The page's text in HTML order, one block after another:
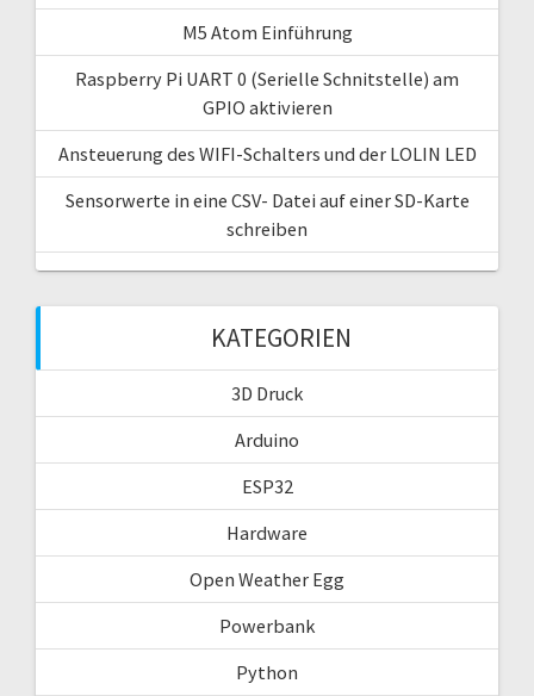
M5 Atom Einführung
Raspberry Pi UART 0 (Serielle Schnitstelle) am
GPIO aktivieren
Ansteuerung des WIFI-Schalters und der LOLIN LED
Sensorwerte in eine CSV- Datei auf einer SD-Karte
schreiben
KATEGORIEN
3D Druck
Arduino
ESP32
Hardware
Open Weather Egg
Powerbank
Python